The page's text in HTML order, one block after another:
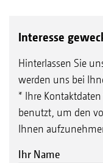
Interesse
Hinterlassen Sie
werden uns bei
* Ihre
benutzt, um den
Ihnen
Ihr Name